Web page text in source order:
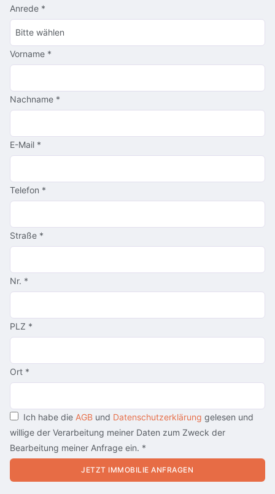
Anrede *
Vorname *
Nachname *
E-Mail *
Telefon *
Straße *
Nr. *
PLZ *
Ort *
Ich habe die AGB und Datenschutzerklärung gelesen und
willige der Verarbeitung meiner Daten zum Zweck der
Bearbeitung meiner Anfrage ein. *
JETZT IMMOBILIE ANFRAGEN